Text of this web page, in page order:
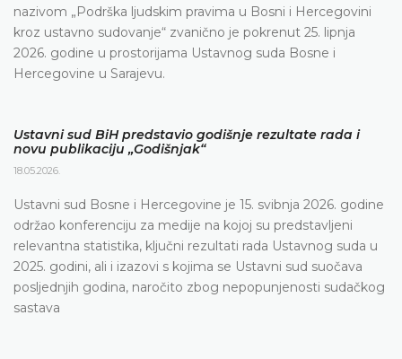
nazivom „Podrška ljudskim pravima u Bosni i Hercegovini
kroz ustavno sudovanje“ zvanično je pokrenut 25. lipnja
2026. godine u prostorijama Ustavnog suda Bosne i
Hercegovine u Sarajevu.
Ustavni sud BiH predstavio godišnje rezultate rada i
novu publikaciju „Godišnjak“
18.05.2026.
Ustavni sud Bosne i Hercegovine je 15. svibnja 2026. godine
održao konferenciju za medije na kojoj su predstavljeni
relevantna statistika, ključni rezultati rada Ustavnog suda u
2025. godini, ali i izazovi s kojima se Ustavni sud suočava
posljednjih godina, naročito zbog nepopunjenosti sudačkog
sastava